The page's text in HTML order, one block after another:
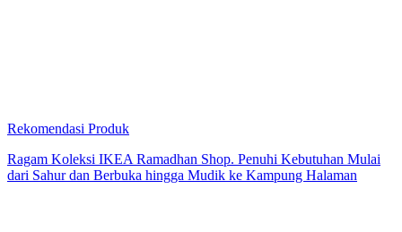
Rekomendasi Produk
Ragam Koleksi IKEA Ramadhan Shop. Penuhi Kebutuhan Mulai
dari Sahur dan Berbuka hingga Mudik ke Kampung Halaman